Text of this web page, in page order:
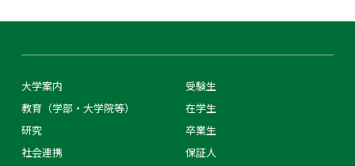
大学案内
教育（学部・大学院等）
研究
社会連携
受験生
在学生
卒業生
保証人